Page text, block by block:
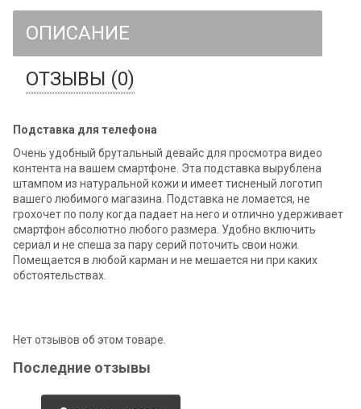
ОПИСАНИЕ
ОТЗЫВЫ (0)
Подставка для телефона
Очень удобный брутальный девайс для просмотра видео
контента на вашем смартфоне. Эта подставка вырублена
штампом из натуральной кожи и имеет тисненый логотип
вашего любимого магазина. Подставка не ломается, не
грохочет по полу когда падает на него и отлично удерживает
смартфон абсолютно любого размера. Удобно включить
сериал и не спеша за пару серий поточить свои ножи.
Помещается в любой карман и не мешается ни при каких
обстоятельствах.
Нет отзывов об этом товаре.
Последние отзывы